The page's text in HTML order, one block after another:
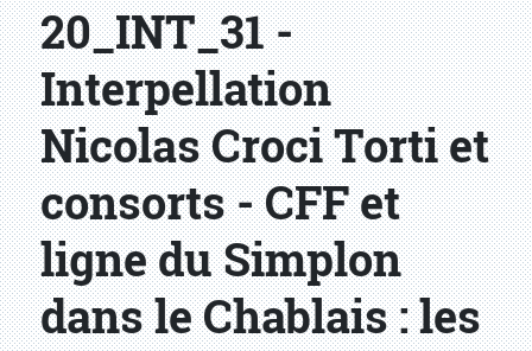
20_INT_31 -
Interpellation
Nicolas Croci Torti et
consorts - CFF et
ligne du Simplon
dans le Chablais : les